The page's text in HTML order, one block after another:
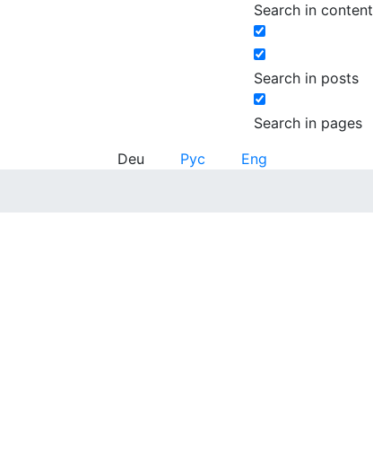
Search in content
Search in posts
Search in pages
Deu
Рус
Eng